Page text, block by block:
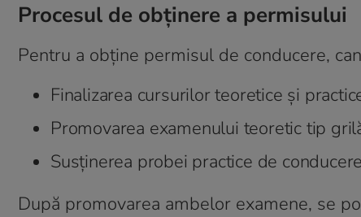
Procesul de obținere a permisului
Pentru a obține permisul de conducere,
Finalizarea cursurilor teoretice și
Promovarea examenului teoretic tip
Susținerea probei practice de
După promovarea ambelor examene, se